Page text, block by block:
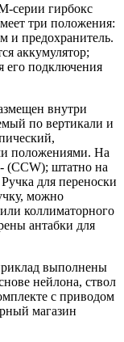
серии гирбокс
три положения:
и предохранитель.
аккумулятор;
его подключения
внутри
по вертикали и
положениями. На
(CCW); штатно на
для переноски
можно
коллиматорного
антабки для
выполнены
нейлона, ствол
с приводом
магазин